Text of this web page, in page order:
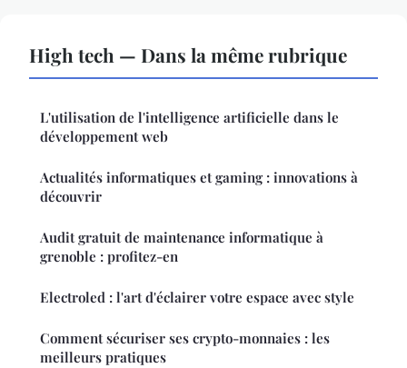
High tech — Dans la même rubrique
L'utilisation de l'intelligence artificielle dans le
développement web
Actualités informatiques et gaming : innovations à
découvrir
Audit gratuit de maintenance informatique à
grenoble : profitez-en
Electroled : l'art d'éclairer votre espace avec style
Comment sécuriser ses crypto-monnaies : les
meilleurs pratiques